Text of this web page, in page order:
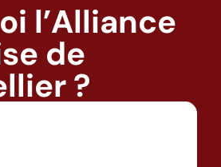
l’Alliance
de
?